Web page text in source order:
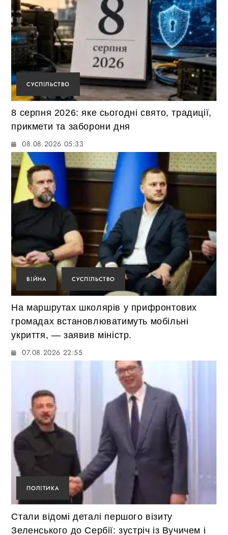
СУСПІЛЬСТВО
8 серпня 2026: яке сьогодні свято, традиції,
прикмети та заборони дня
08.08.2026 05:33
ВІЙНА СУСПІЛЬСТВО
На маршрутах школярів у прифронтових
громадах встановлюватимуть мобільні
укриття, — заявив міністр.
07.08.2026 22:55
ПОЛІТИКА
Стали відомі деталі першого візиту
Зеленського до Сербії: зустріч із Вучичем і